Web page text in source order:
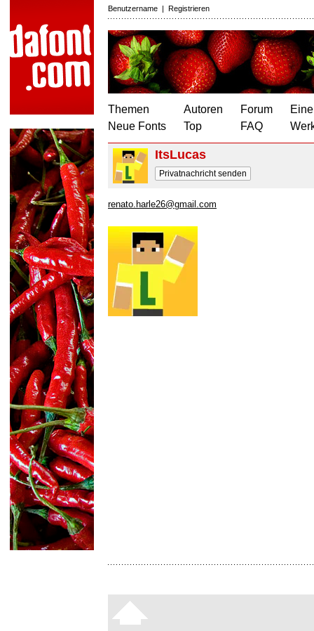
Benutzername | Registrieren
Themen
Neue Fonts
Autoren
Top
Forum
FAQ
ItsLucas
Privatnachricht senden
renato.harle26@gmail.com